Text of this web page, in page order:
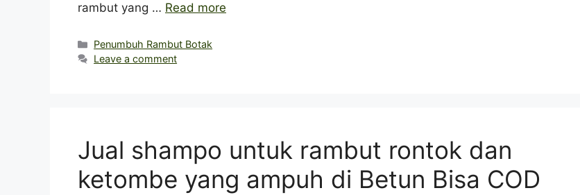
rambut yang … Read more
Categories
Penumbuh Rambut Botak
Leave a comment
Jual shampo untuk rambut rontok dan
ketombe yang ampuh di Betun Bisa COD